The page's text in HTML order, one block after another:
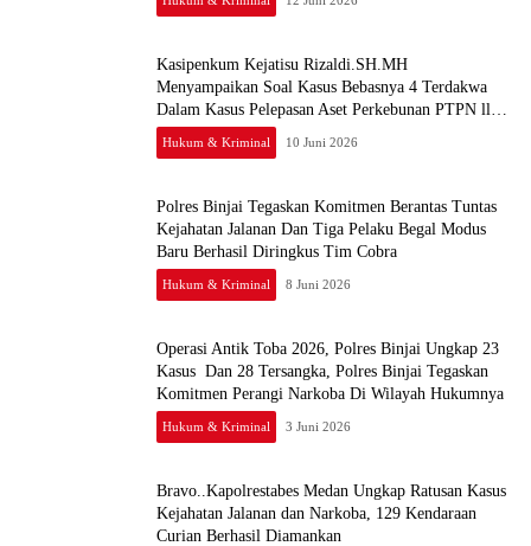
Kasipenkum Kejatisu Rizaldi.SH.MH
Menyampaikan Soal Kasus Bebasnya 4 Terdakwa
Dalam Kasus Pelepasan Aset Perkebunan PTPN ll
JPU, Akan Banding
Hukum & Kriminal 10 Juni 2026
Polres Binjai Tegaskan Komitmen Berantas Tuntas
Kejahatan Jalanan Dan Tiga Pelaku Begal Modus
Baru Berhasil Diringkus Tim Cobra
Hukum & Kriminal 8 Juni 2026
Operasi Antik Toba 2026, Polres Binjai Ungkap 23
Kasus Dan 28 Tersangka, Polres Binjai Tegaskan
Komitmen Perangi Narkoba Di Wilayah Hukumnya
Hukum & Kriminal 3 Juni 2026
Bravo..Kapolrestabes Medan Ungkap Ratusan Kasus
Kejahatan Jalanan dan Narkoba, 129 Kendaraan
Curian Berhasil Diamankan